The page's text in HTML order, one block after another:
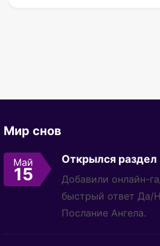
Мир снов
Май
15
Открылся раздел
Добавили онлайн-
быстрый ответ Да/
Послание Ангела.